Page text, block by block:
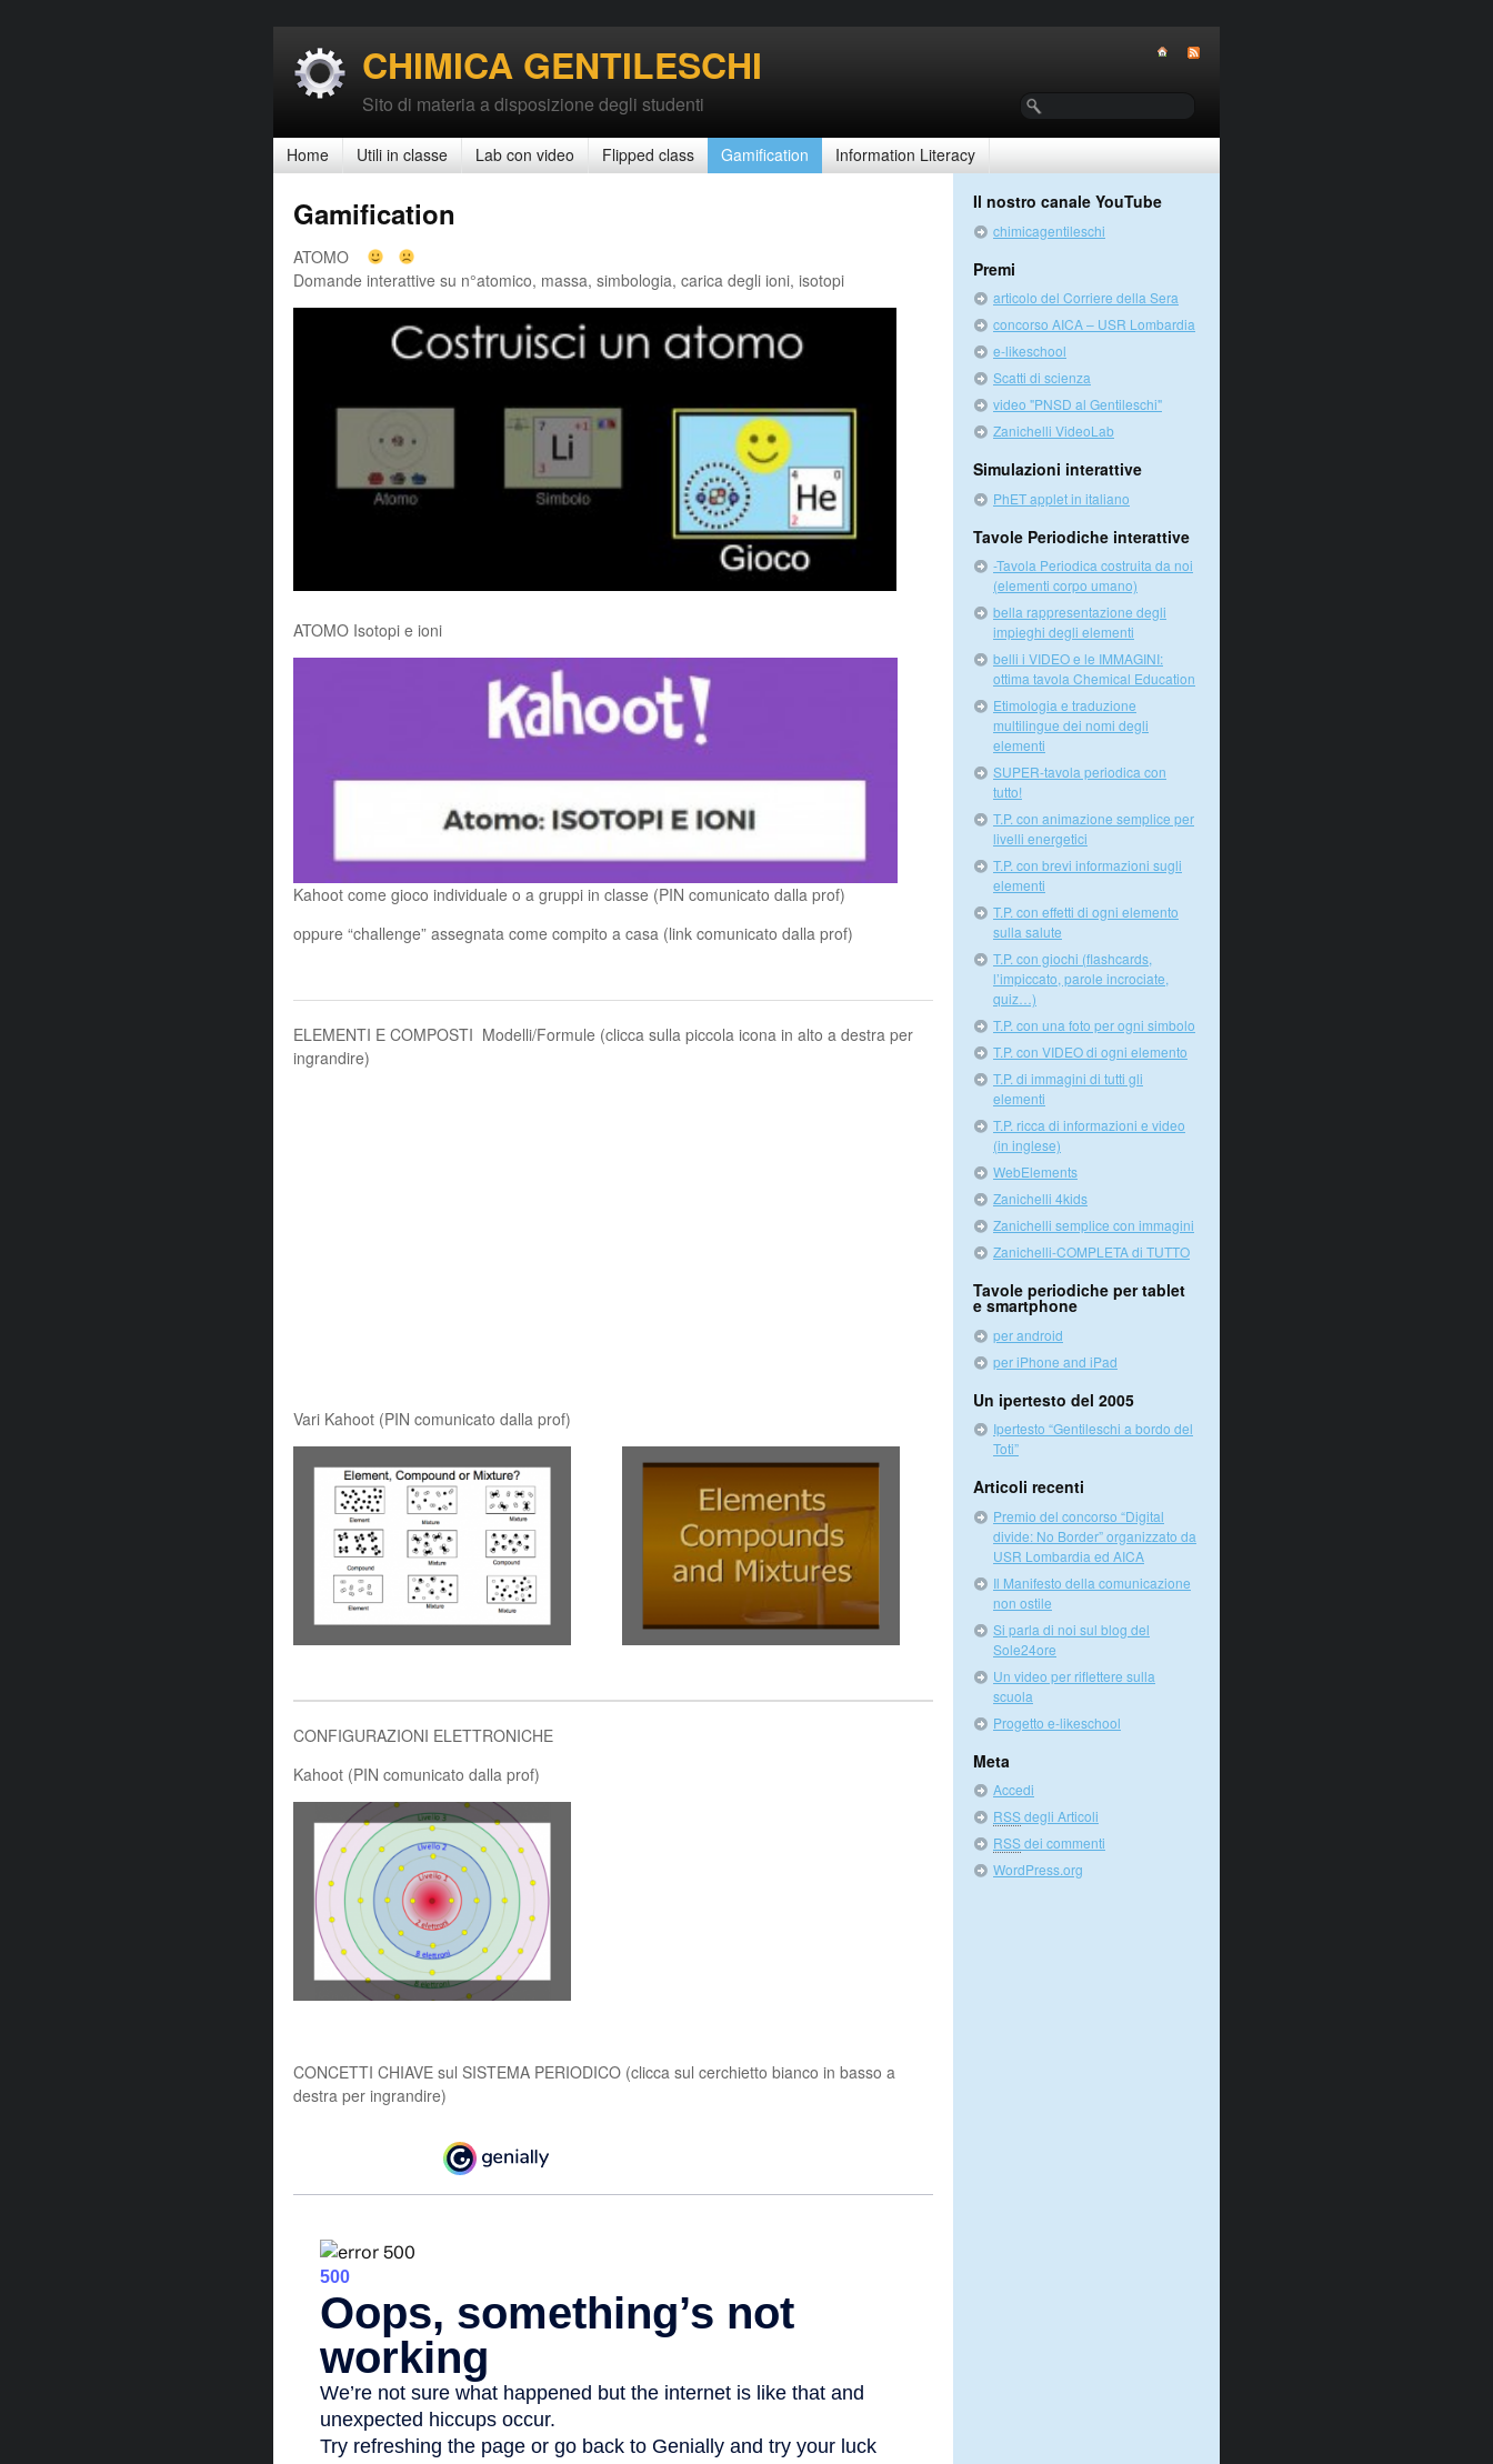
CHIMICA GENTILESCHI
Sito di materia a disposizione degli studenti
Home Utili in classe Lab con video Flipped class Gamification Information Literacy
Gamification
ATOMO
Domande interattive su n°atomico, massa, simbologia, carica degli ioni, isotopi
ATOMO Isotopi e ioni
Kahoot come gioco individuale o a gruppi in classe (PIN comunicato dalla prof)
oppure “challenge” assegnata come compito a casa (link comunicato dalla prof)
ELEMENTI E COMPOSTI Modelli/Formule (clicca sulla piccola icona in alto a destra per
ingrandire)
Vari Kahoot (PIN comunicato dalla prof)
CONFIGURAZIONI ELETTRONICHE
Kahoot (PIN comunicato dalla prof)
CONCETTI CHIAVE sul SISTEMA PERIODICO (clicca sul cerchietto bianco in basso a
destra per ingrandire)
Il nostro canale YouTube
chimicagentileschi
Premi
articolo del Corriere della Sera
concorso AICA – USR Lombardia
e-likeschool
Scatti di scienza
video "PNSD al Gentileschi"
Zanichelli VideoLab
Simulazioni interattive
PhET applet in italiano
Tavole Periodiche interattive
-Tavola Periodica costruita da noi
(elementi corpo umano)
bella rappresentazione degli
impieghi degli elementi
belli i VIDEO e le IMMAGINI:
ottima tavola Chemical Education
Etimologia e traduzione
multilingue dei nomi degli
elementi
SUPER-tavola periodica con
tutto!
T.P. con animazione semplice per
livelli energetici
T.P. con brevi informazioni sugli
elementi
T.P. con effetti di ogni elemento
sulla salute
T.P. con giochi (flashcards,
l’impiccato, parole incrociate,
quiz…)
T.P. con una foto per ogni simbolo
T.P. con VIDEO di ogni elemento
T.P. di immagini di tutti gli
elementi
T.P. ricca di informazioni e video
(in inglese)
WebElements
Zanichelli 4kids
Zanichelli semplice con immagini
Zanichelli-COMPLETA di TUTTO
Tavole periodiche per tablet
e smartphone
per android
per iPhone and iPad
Un ipertesto del 2005
Ipertesto “Gentileschi a bordo del
Toti”
Articoli recenti
Premio del concorso “Digital
divide: No Border” organizzato da
USR Lombardia ed AICA
Il Manifesto della comunicazione
non ostile
Si parla di noi sul blog del
Sole24ore
Un video per riflettere sulla
scuola
Progetto e-likeschool
Meta
Accedi
RSSdegli Articoli
RSSdei commenti
WordPress.org